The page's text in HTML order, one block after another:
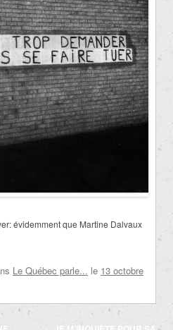
évidemment que Martine Dalvaux
Le Québec parle... le 13 octobre